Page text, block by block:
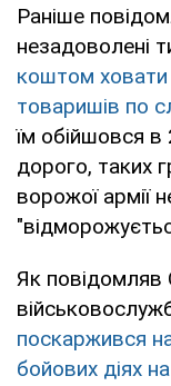
Раніше
незадоволені
коштом ховати
товаришів по
їм обійшовся в
дорого, таких
ворожої армії
Як повідомляв
поскаржився
бойових діях